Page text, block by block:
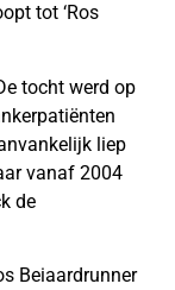
tot ‘Ros
tocht werd op
liep
vanaf 2004
de
Beiaardrunner